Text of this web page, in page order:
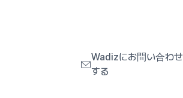
Wadizにお問い合わせ
する